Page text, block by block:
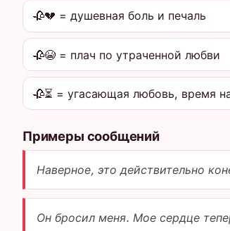
🥀💔 = душевная боль и печаль
🥀😭 = плач по утраченной любви
🥀⏳ = угасающая любовь, время
Примеры сообщений
Наверное, это действительно
Он бросил меня. Мое сердце